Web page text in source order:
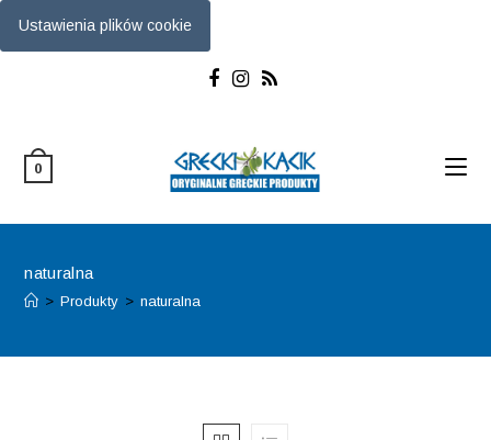
Ustawienia plików cookie
0
naturalna
> Produkty > naturalna